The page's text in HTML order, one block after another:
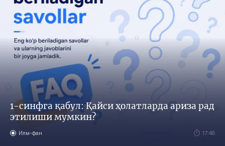
1-синфга қабул: Қайси ҳолатларда ариза рад
этилиши мумкин?
Илм-фан 17:48